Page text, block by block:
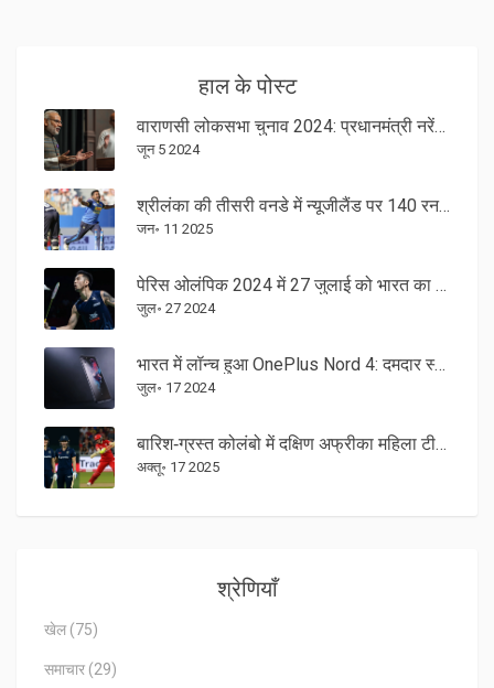
हाल के पोस्ट
वाराणसी लोकसभा चुनाव 2024: प्रधानमंत्री नरेंद्र मोदी 33,000 वोटों से आगे
जून 5 2024
श्रीलंका की तीसरी वनडे में न्यूजीलैंड पर 140 रन की शानदार जीत
जन॰ 11 2025
पेरिस ओलंपिक 2024 में 27 जुलाई को भारत का कार्यक्रम: रोहन बोपन्ना टेनिस में, बैडमिंटन और हॉकी भी एक्शन में
जुल॰ 27 2024
भारत में लॉन्च हुआ OnePlus Nord 4: दमदार स्नैपड्रैगन 7+ Gen 3, सोनी कैमरा और आकर्षक कीमत
जुल॰ 17 2024
बारिश‑ग्रस्त कोलंबो में दक्षिण अफ्रीका महिला टीम ने 10 विकेट से जीत हासिल की
अक्तू॰ 17 2025
श्रेणियाँ
खेल (75)
समाचार (29)